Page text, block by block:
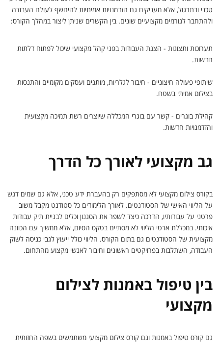
טכני ובתרגול, אלא מעניקים גם הזדמנויות אמיתיות להיחשף לעולם העבודה
ולהתחבר לגורמים מקצועיים שונים. בין הקשרים שניתן ליצור במהלך הקורס:
תערוכות ותצוגות - הצגת העבודות בפני קהל מקצועי שיכול לפתוח דלתות
חדשות.
שיתופי פעולה חיצוניים - חיבור לגלריות, מותגים ועסקים מקומיים והתנסות
בצילום אמיתי בשטח.
קהילת בוגרים - קשר עם בוגרי המכללה שיוצרים רשת תמיכה מקצועית
והזדמנויות חדשות.
גב מקצועי לאורך כל הדרך
בקורס צילום מקצועי לא מסתפקים רק בהעברת ידע טכני, אלא גם שמים דגש
על הליווי האישי של הסטודנטים. לאורך הלימודים כל סטודנט מקבל משוב
פרטני על עבודותיו, הדרכה כיצד לשפר את הסגנון וכלים לבניית תיק עבודות
איכותי. במכללת ארטי הליווי לא מסתיים בטקס הסיום, אלא ממשיך עם הכוונה
מקצועית של הסטודנטים גם בתום הקורס. הליווי כולל ייעוץ לגבי כניסה לשוק
העבודה, השתלבות בפרויקטים ראשונים וחיבור לאנשי מקצוע מהתחום.
בין טיפול באמנות לצילום
מקצועי
גם קורס טיפול באמנות וגם קורס צילום מקצועי משתמשים בשפה החזותית